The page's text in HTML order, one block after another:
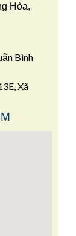
Hòa,
Bình
Xã